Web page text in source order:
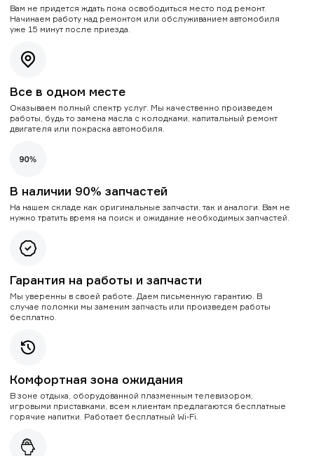
Вам не придется ждать пока освободиться место под ремонт.
Начинаем работу над ремонтом или обслуживанием автомобиля
уже 15 минут после приезда.
Все в одном месте
Оказываем полный спектр услуг. Мы качественно произведем
работы, будь то замена масла с колодками, капитальный ремонт
двигателя или покраска автомобиля.
В наличии 90% запчастей
На нашем складе как оригинальные запчасти, так и аналоги. Вам не
нужно тратить время на поиск и ожидание необходимых запчастей.
Гарантия на работы и запчасти
Мы уверенны в своей работе. Даем письменную гарантию. В
случае поломки мы заменим запчасть или произведем работы
бесплатно.
Комфортная зона ожидания
В зоне отдыха, оборудованной плазменным телевизором,
игровыми приставками, всем клиентам предлагаются бесплатные
горячие напитки. Работает бесплатный Wi-Fi.